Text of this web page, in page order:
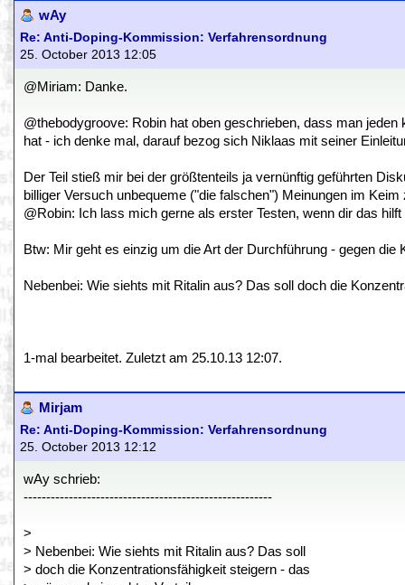
wAy
Re: Anti-Doping-Kommission: Verfahrensordnung
25. October 2013 12:05
@Miriam: Danke.
@thebodygroove: Robin hat oben geschrieben, dass man
hat - ich denke mal, darauf bezog sich Niklaas mit seiner
Der Teil stieß mir bei der größtenteils ja vernünftig geführten
billiger Versuch unbequeme ("die falschen") Meinungen im
@Robin: Ich lass mich gerne als erster Testen, wenn dir das
Btw: Mir geht es einzig um die Art der Durchführung - gegen die
Nebenbei: Wie siehts mit Ritalin aus? Das soll doch die
1-mal bearbeitet. Zuletzt am 25.10.13 12:07.
Mirjam
Re: Anti-Doping-Kommission: Verfahrensordnung
25. October 2013 12:12
wAy schrieb:
-------------------------------------------------------
>
> Nebenbei: Wie siehts mit Ritalin aus? Das soll
> doch die Konzentrationsfähigkeit steigern - das